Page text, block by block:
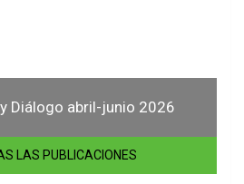
Diálogo abril-junio 2026
LAS PUBLICACIONES